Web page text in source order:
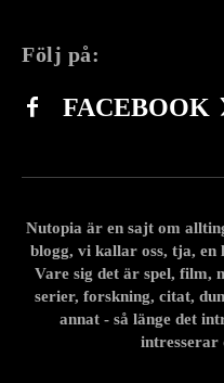
Följ på:
FACEBOOK
Nutopia är en sajt om
blogg, vi kallar oss, tja, en
Vare sig det är spel, film,
serier, forskning, citat,
annat - så länge det
intresserar